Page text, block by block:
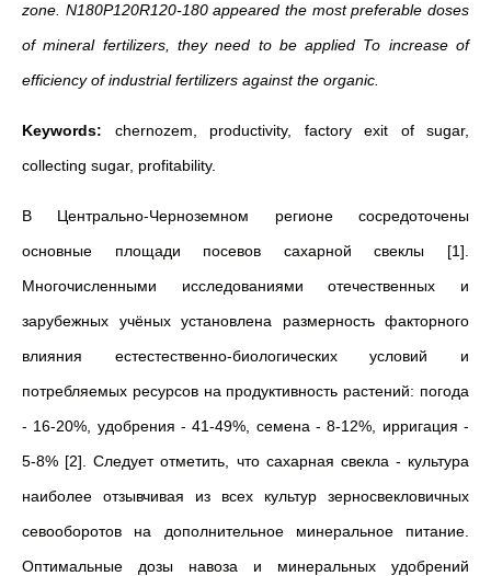
zone. N180P120R120-180 appeared the most preferable doses
of mineral fertilizers, they need to be applied To increase of
efficiency of industrial fertilizers against the organic.
Keywords: chernozem, productivity, factory exit of sugar,
collecting sugar, profitability.
В Центрально-Черноземном регионе сосредоточены
основные площади посевов сахарной свеклы [1].
Многочисленными исследованиями отечественных и
зарубежных учёных установлена размерность факторного
влияния естестественно-биологических условий и
потребляемых ресурсов на продуктивность рас­тений: погода
- 16-20%, удобрения - 41-49%, семена - 8-12%, иррига­ция -
5-8% [2]. Следует отметить, что сахарная свекла - культура
наиболее отзывчивая из всех культур зер­носвекловичных
севооборотов на дополнительное минеральное пита­ние.
Оптимальные дозы навоза и минеральных удобрений